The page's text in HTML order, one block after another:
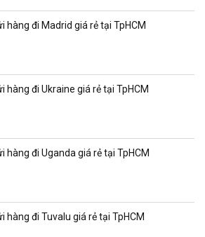
hàng đi Madrid giá rẻ tại TpHCM
hàng đi Ukraine giá rẻ tại TpHCM
hàng đi Uganda giá rẻ tại TpHCM
hàng đi Tuvalu giá rẻ tại TpHCM